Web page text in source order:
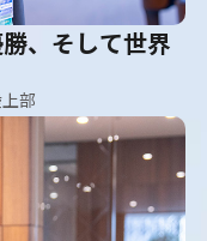
、そして世界
部